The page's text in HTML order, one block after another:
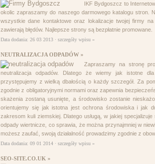
IKF Bydgoszcz to
okolic zapraszamy do naszego darmowego katalogu stron.
wszystkie dane kontaktowe oraz lokalizacje twojej firmy
zawierają błędów. Najlepsze strony są bezpłatnie promowane.
Data dodania: 26 03 2013 · szczegóły wpisu »
NEUTRALIZACJA ODPADÓW »
Zapraszamy na stronę
neutralizacja odpadów. Dlatego że wiemy jak istotne
przystępujemy z wielką dbałością o każdy szczegół. Za
zgodnie z obligatoryjnymi normami oraz zapewnia
skażenia zostaną usunięte, a środowisko zostanie
orientujemy się jak istotna jest ochrona środowiska i jak
zakresom kuli ziemskiej. Dlatego usługą, w jakiej
odpady wiertnicze, co sprawia, że można przynajmniej w
możesz zaufać, swoją działalność prowadzimy zgodnie z
Data dodania: 09 01 2014 · szczegóły wpisu »
SEO-SITE.CO.UK »